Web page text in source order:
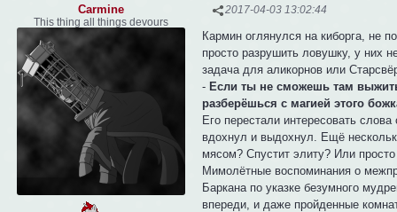
2017-04-03 13:02:44
Carmine
This thing all things devours
Кармин оглянулся на киборга, не
просто разрушить ловушку, у них
задача для аликорнов или
-Если ты не сможешь там
разберёшься с магией этого
Его перестали интересовать
вдохнул и выдохнул. Ещё
мясом? Спустит элиту? Или
Мимолётные воспоминания о
Баркана по указке безумного
впереди, и даже пройденные